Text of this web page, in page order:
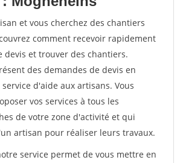
et vous cherchez des chantiers
comment recevoir rapidement
devis et trouver des chantiers.
des demandes de devis en
d'aide aux artisans. Vous
vos services à tous les
de votre zone d'activité et qui
artisan pour réaliser leurs travaux.
service permet de vous mettre en